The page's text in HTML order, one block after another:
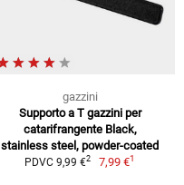
gazzini
Supporto a T gazzini per
catarifrangente Black,
stainless steel, powder-coated
PDVC 9,99 €2 7,99 €1